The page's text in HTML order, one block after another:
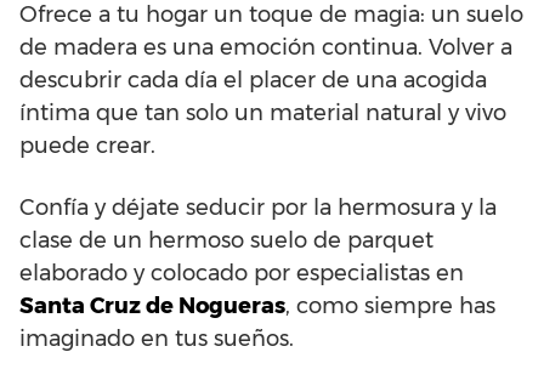
Ofrece a tu hogar un toque de magia: un suelo
de madera es una emoción continua. Volver a
descubrir cada día el placer de una acogida
íntima que tan solo un material natural y vivo
puede crear.
Confía y déjate seducir por la hermosura y la
clase de un hermoso suelo de parquet
elaborado y colocado por especialistas en
Santa Cruz de Nogueras, como siempre has
imaginado en tus sueños.